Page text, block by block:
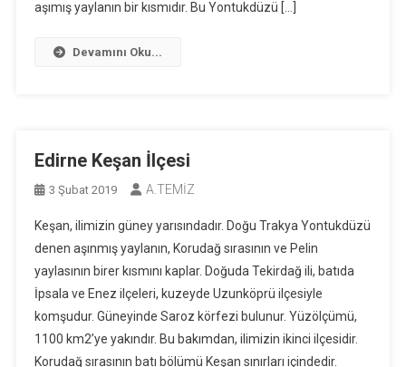
aşımış yaylanın bir kısmıdır. Bu Yontukdüzü […]
Devamını Oku...
Edirne Keşan İlçesi
3 Şubat 2019 A.TEMİZ
Keşan, ilimizin güney yarısındadır. Doğu Trakya Yontukdüzü
denen aşınmış yaylanın, Korudağ sırasının ve Pelin
yaylasının birer kısmını kaplar. Doğuda Tekirdağ ili, batıda
İpsala ve Enez ilçeleri, kuzeyde Uzunköprü ilçesiyle
komşudur. Güneyinde Saroz körfezi bulunur. Yüzölçümü,
1100 km2’ye yakındır. Bu bakımdan, ilimizin ikinci ilçesidir.
Korudağ sırasının batı bölümü Keşan sınırları içindedir.